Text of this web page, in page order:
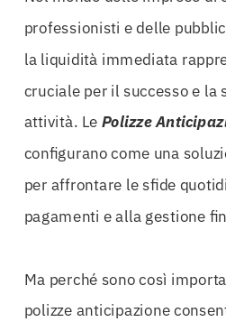
professionisti e delle
la liquidità immediata
cruciale per il successo e la
attività. Le Polizze
configurano come una
per affrontare le sfide
pagamenti e alla gestione
Ma perché sono così
polizze anticipazione